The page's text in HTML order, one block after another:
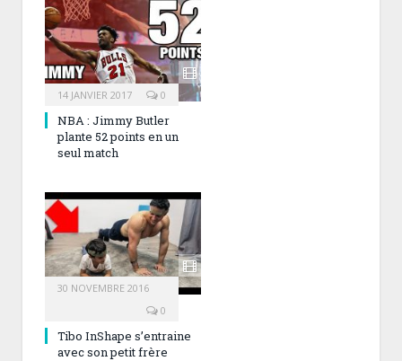
14 JANVIER 2017 0
NBA : Jimmy Butler
plante 52 points en un
seul match
30 NOVEMBRE 2016
0
Tibo InShape s’entraine
avec son petit frère